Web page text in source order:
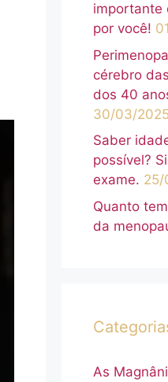
importante
por você!
cérebro
dos 40
30/03/2025
Saber
possível?
exame. 25/
Quanto
da
As